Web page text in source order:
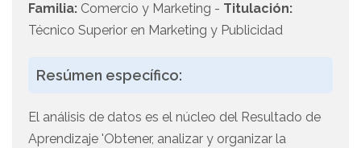
Familia: Comercio y Marketing - Titulación:
Técnico Superior en Marketing y Publicidad
Resúmen específico:
El análisis de datos es el núcleo del Resultado de
Aprendizaje 'Obtener, analizar y organizar la